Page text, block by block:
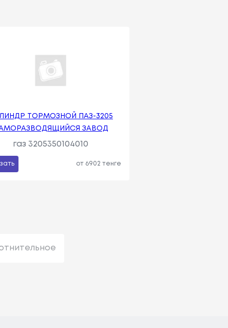
ТОРМОЗНОЙ ПАЗ-3205
ЗАВОД
газ 3205350104010
от 6902 тенге